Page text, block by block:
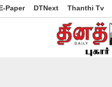
Paper DTNext Thanthi Tv